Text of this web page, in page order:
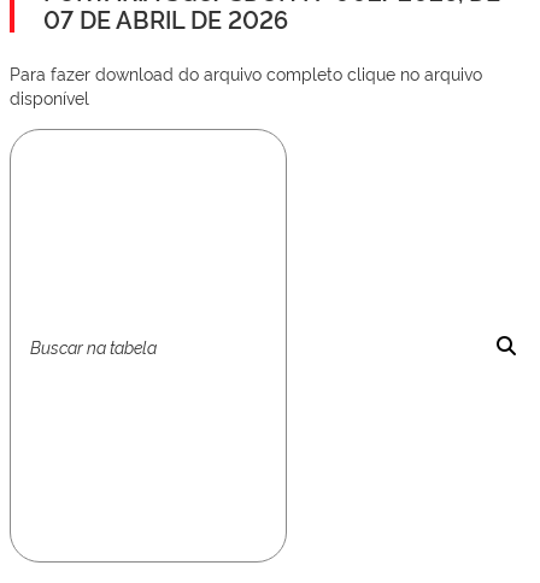
07 DE ABRIL DE 2026
Para fazer download do arquivo completo clique no arquivo
disponível